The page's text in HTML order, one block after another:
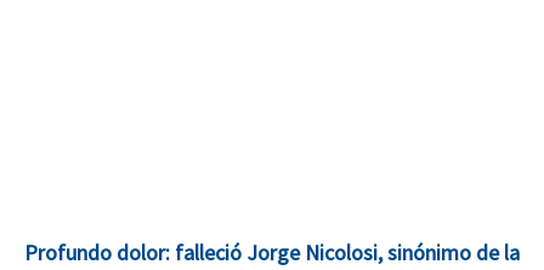
Profundo dolor: falleció Jorge Nicolosi, sinónimo de la